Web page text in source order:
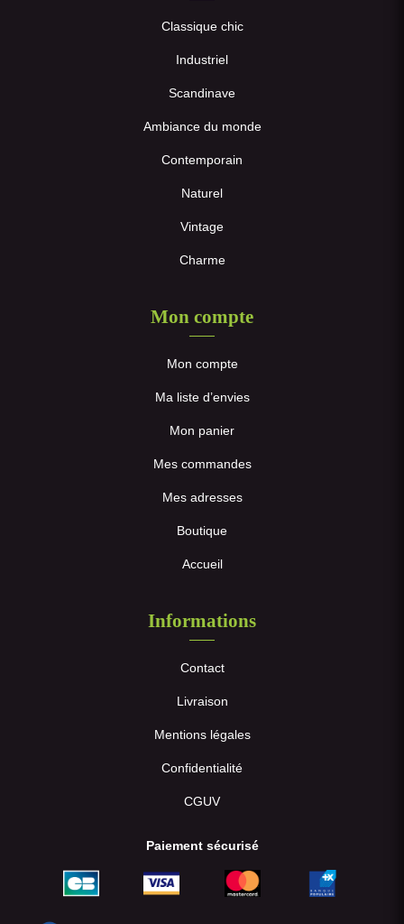
Classique chic
Industriel
Scandinave
Ambiance du monde
Contemporain
Naturel
Vintage
Charme
Mon compte
Mon compte
Ma liste d’envies
Mon panier
Mes commandes
Mes adresses
Boutique
Accueil
Informations
Contact
Livraison
Mentions légales
Confidentialité
CGUV
Paiement sécurisé